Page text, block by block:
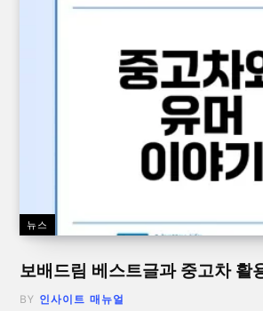
뉴스
보배드림 베스트글과 중고차 활
BY 인사이트 매뉴얼